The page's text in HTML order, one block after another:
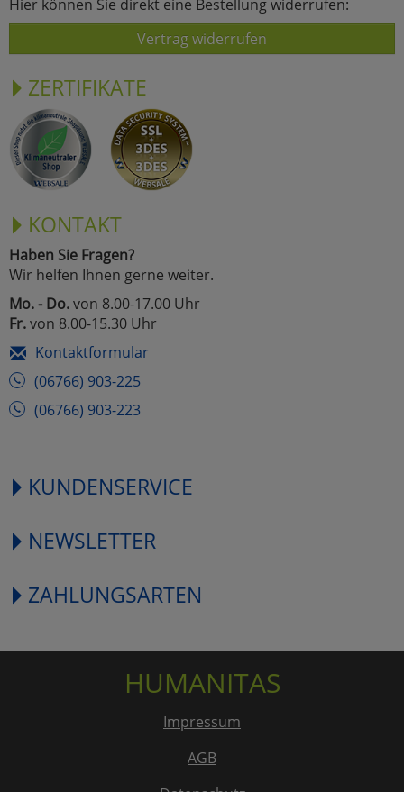
Hier können Sie direkt eine Bestellung widerrufen:
Vertrag widerrufen
ZERTIFIKATE
KONTAKT
Haben Sie Fragen?
Wir helfen Ihnen gerne weiter.
Mo. - Do.von 8.00-17.00 Uhr
Fr.von 8.00-15.30 Uhr
Kontaktformular
(06766) 903-225
(06766) 903-223
KUNDENSERVICE
NEWSLETTER
ZAHLUNGSARTEN
HUMANITAS
Impressum
AGB